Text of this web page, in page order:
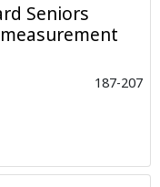
Seniors
187-207